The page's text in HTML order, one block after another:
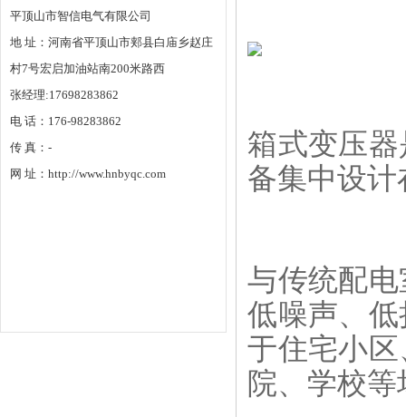
平顶山市智信电气有限公司
地 址：河南省平顶山市郏县白庙乡赵庄
村7号宏启加油站南200米路西
张经理:17698283862
电 话：176-98283862
传 真：-
网 址：http://www.hnbyqc.com
箱式变压
备集中设
与传统配
低噪声、
于住宅小
院、学校